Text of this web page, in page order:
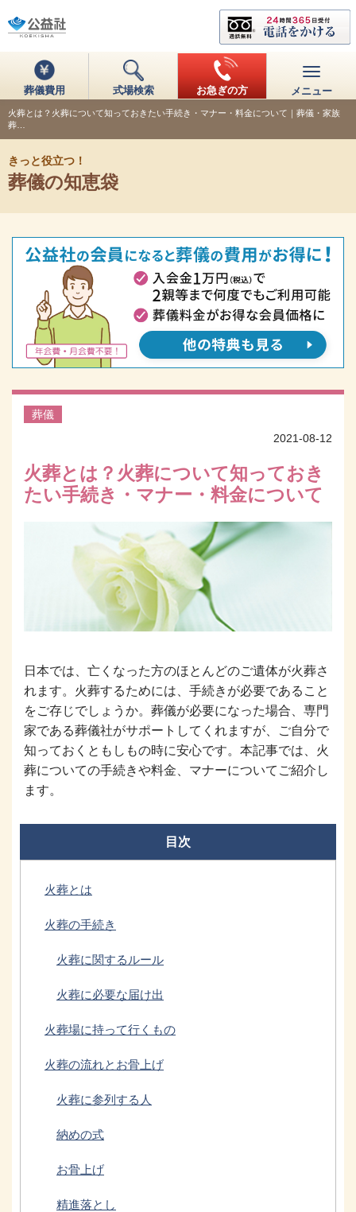
葬儀費用 式場検索 お急ぎの方 メニュー
火葬とは？火葬について知っておきたい手続き・マナー・料金について｜葬儀・家族
葬…
きっと役立つ！
葬儀の知恵袋
葬儀
2021-08-12
火葬とは？火葬について知っておき
たい手続き・マナー・料金について
日本では、亡くなった方のほとんどのご遺体が火葬さ
れます。火葬するためには、手続きが必要であること
をご存じでしょうか。葬儀が必要になった場合、専門
家である葬儀社がサポートしてくれますが、ご自分で
知っておくともしもの時に安心です。本記事では、火
葬についての手続きや料金、マナーについてご紹介し
ます。
目次
火葬とは
火葬の手続き
火葬に関するルール
火葬に必要な届け出
火葬場に持って行くもの
火葬の流れとお骨上げ
火葬に参列する人
納めの式
お骨上げ
精進落とし